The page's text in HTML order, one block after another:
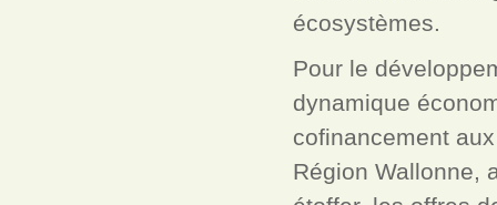
écosystèmes.
Pour le
dynamique
cofinancement
Région Wallonne,